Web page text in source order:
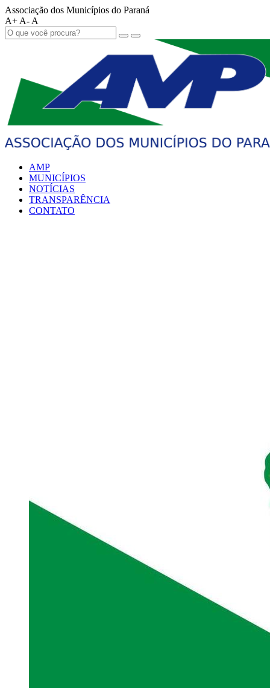
Associação dos Municípios do Paraná
A+ A- A
AMP
MUNICÍPIOS
NOTÍCIAS
TRANSPARÊNCIA
CONTATO